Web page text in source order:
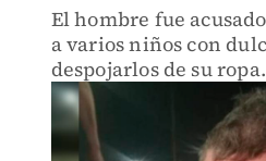
El hombre fue
a varios niños con
despojarlos de su ropa.